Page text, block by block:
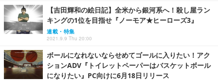
【吉田輝和の絵日記】全米から銀河系へ！殺し屋ラン
キングの1位を目指せ『ノーモア★ヒーローズ3』
連載・特集
2021.9.9 Thu 20:00
ボールになれないならせめてゴールに入りたい！アク
ションADV『トイレットペーパーはバスケットボール
になりたい』PC向けに6月18日リリース